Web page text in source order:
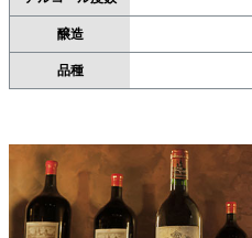
醸造
品種